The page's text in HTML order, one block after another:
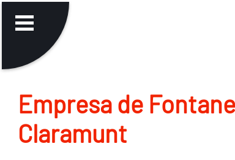
Empresa de
Claramunt